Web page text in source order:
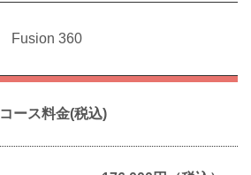
Fusion 360
コース料金(税込)